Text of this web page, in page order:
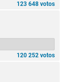
123 648 votos
120 252 votos